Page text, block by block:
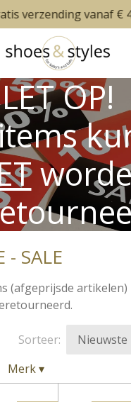
verzending vanaf €
LET OP!
- SALE
(afgeprijsde
Sorteer:
Merk▾